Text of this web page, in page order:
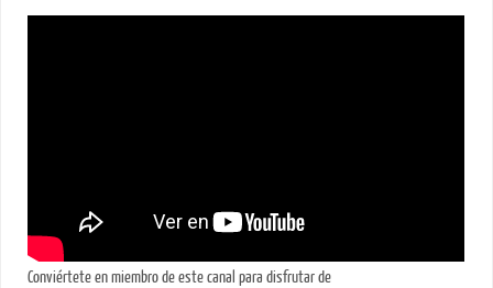
Conviértete en miembro de este canal para disfrutar de